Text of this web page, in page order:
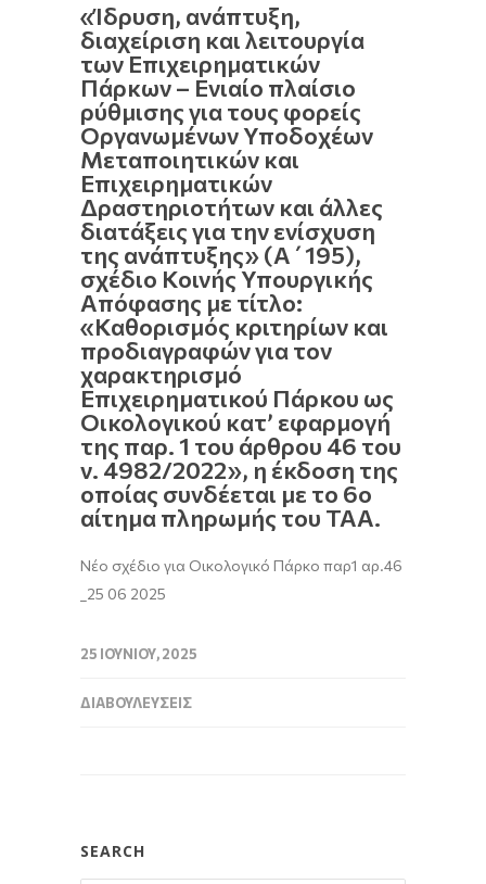
«Ίδρυση, ανάπτυξη,
διαχείριση και λειτουργία
των Επιχειρηματικών
Πάρκων – Ενιαίο πλαίσιο
ρύθμισης για τους φορείς
Οργανωμένων Υποδοχέων
Μεταποιητικών και
Επιχειρηματικών
Δραστηριοτήτων και άλλες
διατάξεις για την ενίσχυση
της ανάπτυξης» (Α΄195),
σχέδιο Κοινής Υπουργικής
Απόφασης με τίτλο:
«Καθορισμός κριτηρίων και
προδιαγραφών για τον
χαρακτηρισμό
Επιχειρηματικού Πάρκου ως
Οικολογικού κατ’ εφαρμογή
της παρ. 1 του άρθρου 46 του
ν. 4982/2022», η έκδοση της
οποίας συνδέεται με το 6ο
αίτημα πληρωμής του ΤΑΑ.
Νέο σχέδιο για Οικολογικό Πάρκο παρ1 αρ.46
_25 06 2025
25 ΙΟΥΝΊΟΥ, 2025
ΔΙΑΒΟΥΛΕΎΣΕΙΣ
SEARCH